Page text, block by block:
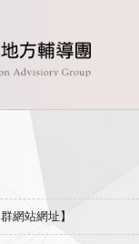
網站網址】